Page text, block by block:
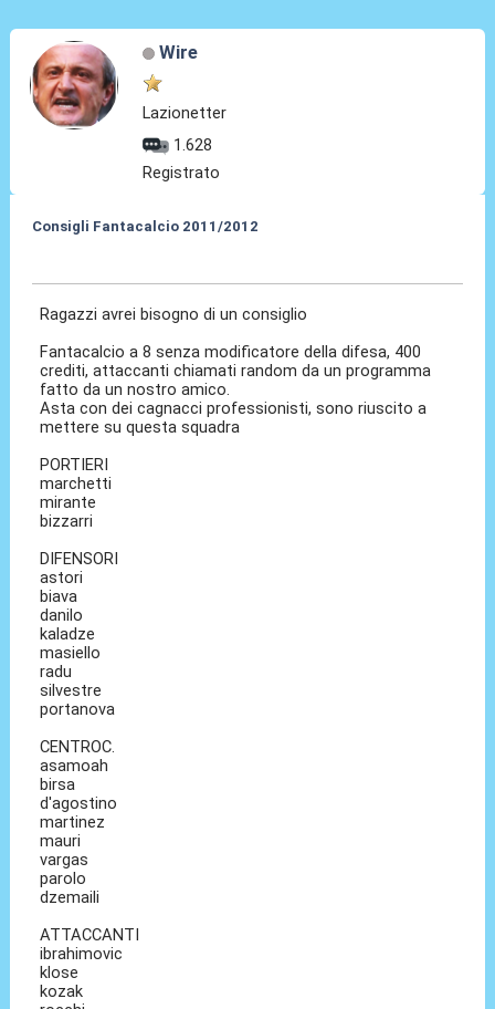
Wire
Lazionetter
1.628
Registrato
Consigli Fantacalcio 2011/2012
Ragazzi avrei bisogno di un consiglio
Fantacalcio a 8 senza modificatore della difesa, 400
crediti, attaccanti chiamati random da un programma
fatto da un nostro amico.
Asta con dei cagnacci professionisti, sono riuscito a
mettere su questa squadra
PORTIERI
marchetti
mirante
bizzarri
DIFENSORI
astori
biava
danilo
kaladze
masiello
radu
silvestre
portanova
CENTROC.
asamoah
birsa
d'agostino
martinez
mauri
vargas
parolo
dzemaili
ATTACCANTI
ibrahimovic
klose
kozak